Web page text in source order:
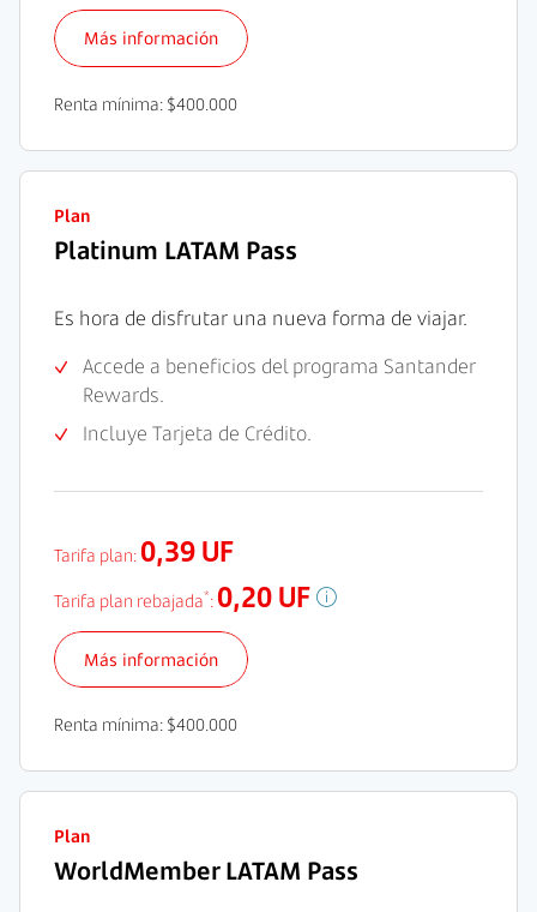
Más información
Renta mínima: $400.000
Plan
Platinum LATAM Pass
Es hora de disfrutar una nueva forma de viajar.
Accede a beneficios del programa Santander
Rewards.
Incluye Tarjeta de Crédito.
Tarifa plan:0,39 UF
Tarifa plan rebajada*:0,20 UF
Más información
Renta mínima: $400.000
Plan
WorldMember LATAM Pass